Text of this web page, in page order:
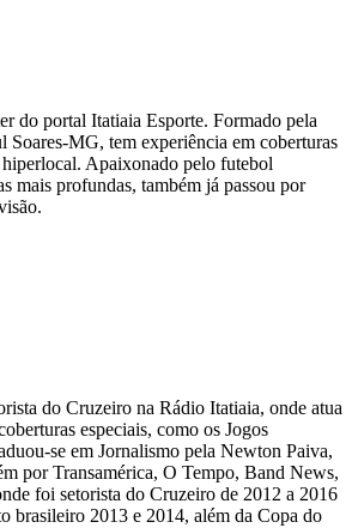
do portal Itatiaia Esporte. Formado pela
Soares-MG, tem experiência em coberturas
Apaixonado pelo futebol
mais profundas, também já passou por
do Cruzeiro na Rádio Itatiaia, onde atua
especiais, como os Jogos
se em Jornalismo pela Newton Paiva,
por Transamérica, O Tempo, Band News,
foi setorista do Cruzeiro de 2012 a 2016
brasileiro 2013 e 2014, além da Copa do